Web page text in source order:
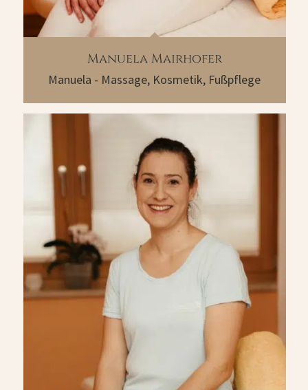
Manuela Mairhofer
Manuela - Massage, Kosmetik, Fußpflege